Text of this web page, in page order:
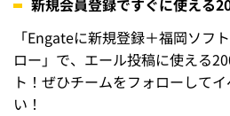
新規会員登録ですぐに使える
「Engateに新規登録＋福岡ソフ
ロー」で、エール投稿に使える
ト！ぜひチームをフォローして
い！